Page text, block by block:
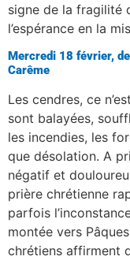
signe de la fragilité
l’espérance en la
Mercredi 18 février,
Carême
Les cendres, ce
sont balayées,
les incendies, les
que désolation. A
négatif et
prière chrétienne
parfois
montée vers
chrétiens affirment